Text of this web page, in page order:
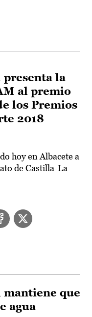
la
al premio
los Premios
2018
hoy en Albacete a
de Castilla-La
que
agua